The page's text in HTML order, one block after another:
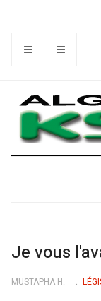
Je vous
MUSTAPHA H.